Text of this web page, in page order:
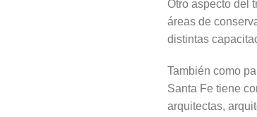
Otro aspecto del
áreas de
distintas
También como
Santa Fe tiene
arquitectas,